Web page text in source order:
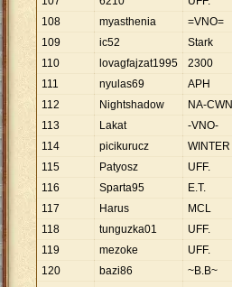
108
myasthenia =VNO=
109
ic52 Stark
110
lovagfajzat1995 2300
111
nyulas69 APH
112
Nightshadow NA-CWN
113
Lakat -VNO-
114
picikurucz WINTER
115
Patyosz UFF.
116
Sparta95 E.T.
117
Harus MCL
118
tunguzka01 UFF.
119
mezoke UFF.
120
bazi86 ~B.B~